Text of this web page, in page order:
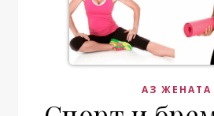
АЗ ЖЕНАТА